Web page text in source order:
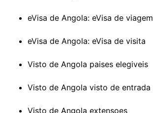
eVisa de Angola: eVisa de viagem
eVisa de Angola: eVisa de visita
Visto de Angola paises elegiveis
Visto de Angola visto de entrada
Visto de Angola extensoes